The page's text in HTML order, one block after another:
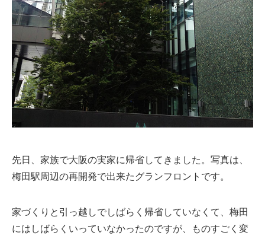
先日、家族で大阪の実家に帰省してきました。写真は、
梅田駅周辺の再開発で出来たグランフロントです。
家づくりと引っ越しでしばらく帰省していなくて、梅田
にはしばらくいっていなかったのですが、ものすごく変